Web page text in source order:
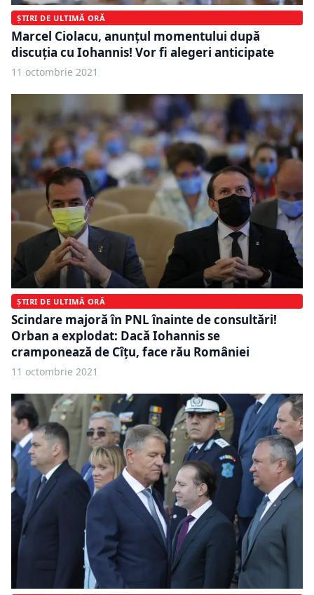
ȘTIRI DE ULTIMĂ ORĂ
Marcel Ciolacu, anunțul momentului după
discuția cu Iohannis! Vor fi alegeri anticipate
11 octombrie 2021
ȘTIRI DE ULTIMĂ ORĂ
Scindare majoră în PNL înainte de consultări!
Orban a explodat: Dacă Iohannis se
cramponează de Cîțu, face rău României
11 octombrie 2021